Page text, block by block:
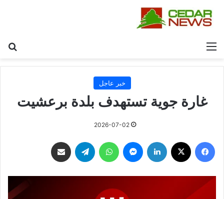
القائمة
خبر عاجل
غارة جوية تستهدف بلدة برعشيت
2026-07-02
فيسبوك لينكدإن ماسنجر واتساب تيلقرام